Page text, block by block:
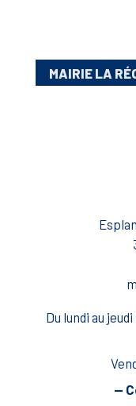
MAIRIE LA
Du lundi au
—